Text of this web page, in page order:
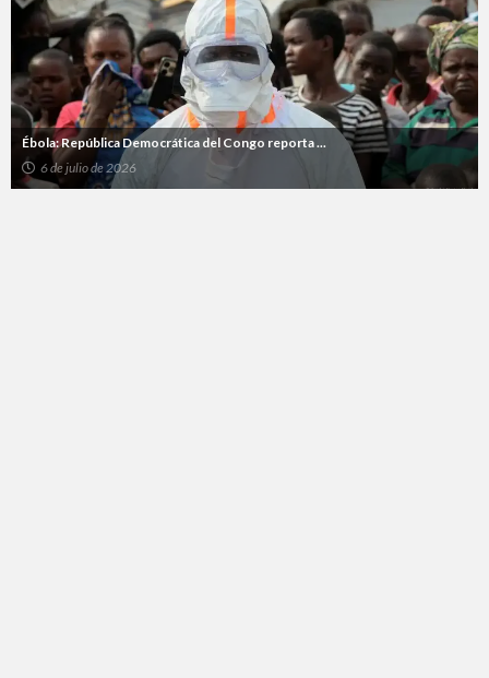
Ébola: República Democrática del Congo reporta ...
6 de julio de 2026